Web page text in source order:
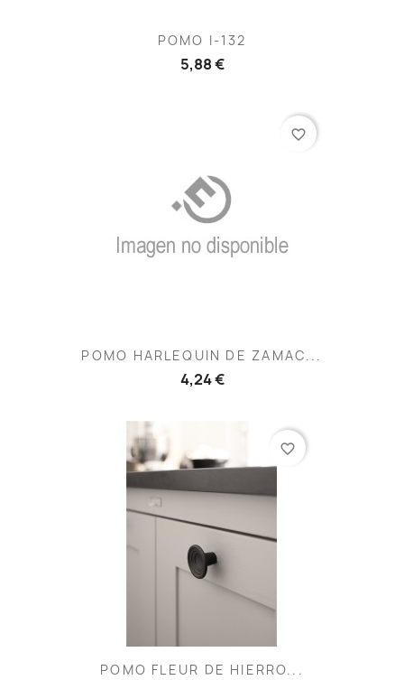
POMO I-132
5,88 €
POMO HARLEQUIN DE ZAMAC...
4,24 €
favorite_border
POMO FLEUR DE HIERRO...
favorite_border